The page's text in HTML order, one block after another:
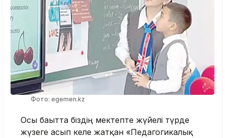
Фото: egemen.kz
Осы бағытта біздің мектепте жүйелі түрде
жү­зеге асып келе жатқан «Педагогикалық